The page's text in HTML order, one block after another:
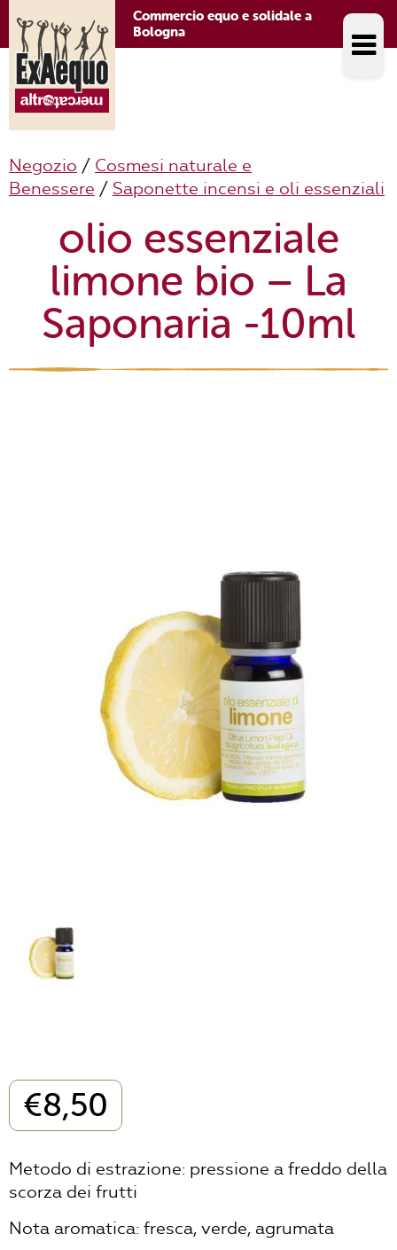
Commercio equo e solidale a
Bologna
Negozio / Cosmesi naturale e
Benessere / Saponette incensi e oli essenziali
olio essenziale
limone bio – La
Saponaria -10ml
€8,50
Metodo di estrazione: pressione a freddo della
scorza dei frutti
Nota aromatica: fresca, verde, agrumata